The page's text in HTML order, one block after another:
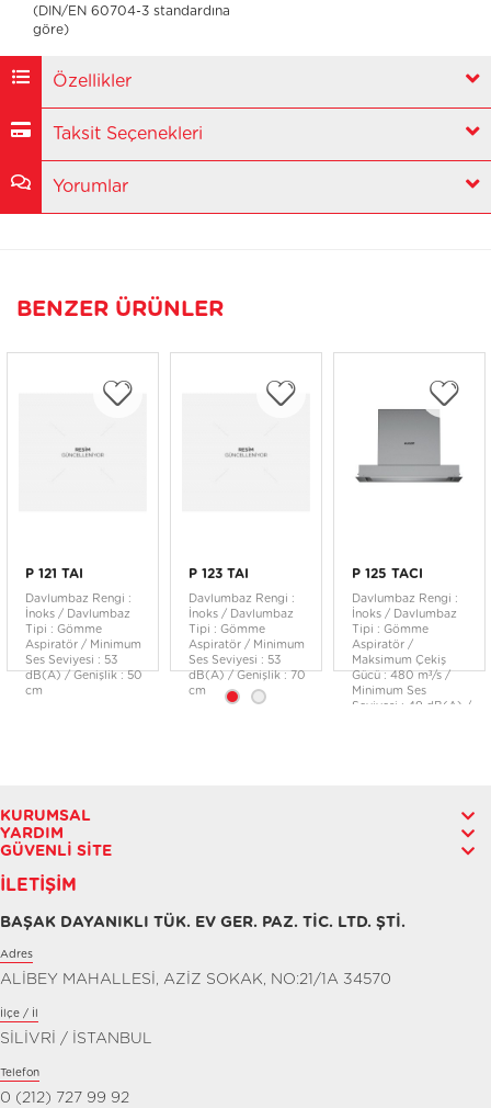
(DIN/EN 60704-3 standardına
göre)
Özellikler
Taksit Seçenekleri
Yorumlar
BENZER ÜRÜNLER
P 121 TAI
Davlumbaz Rengi :
İnoks / Davlumbaz
Tipi : Gömme
Aspiratör / Minimum
Ses Seviyesi : 53
dB(A) / Genişlik : 50
cm
P 123 TAI
Davlumbaz Rengi :
İnoks / Davlumbaz
Tipi : Gömme
Aspiratör / Minimum
Ses Seviyesi : 53
dB(A) / Genişlik : 70
cm
P 125 TACI
Davlumbaz Rengi :
İnoks / Davlumbaz
Tipi : Gömme
Aspiratör /
Maksimum Çekiş
Gücü : 480 m³/s /
Minimum Ses
Seviyesi : 49 dB(A) /
KURUMSAL
YARDIM
GÜVENLI SITE
İLETIŞIM
BAŞAK DAYANIKLI TÜK. EV GER. PAZ. TİC. LTD. ŞTİ.
Adres
ALİBEY MAHALLESİ, AZİZ SOKAK, NO:21/1A 34570
İlçe / İl
SİLİVRİ / İSTANBUL
Telefon
0 (212) 727 99 92